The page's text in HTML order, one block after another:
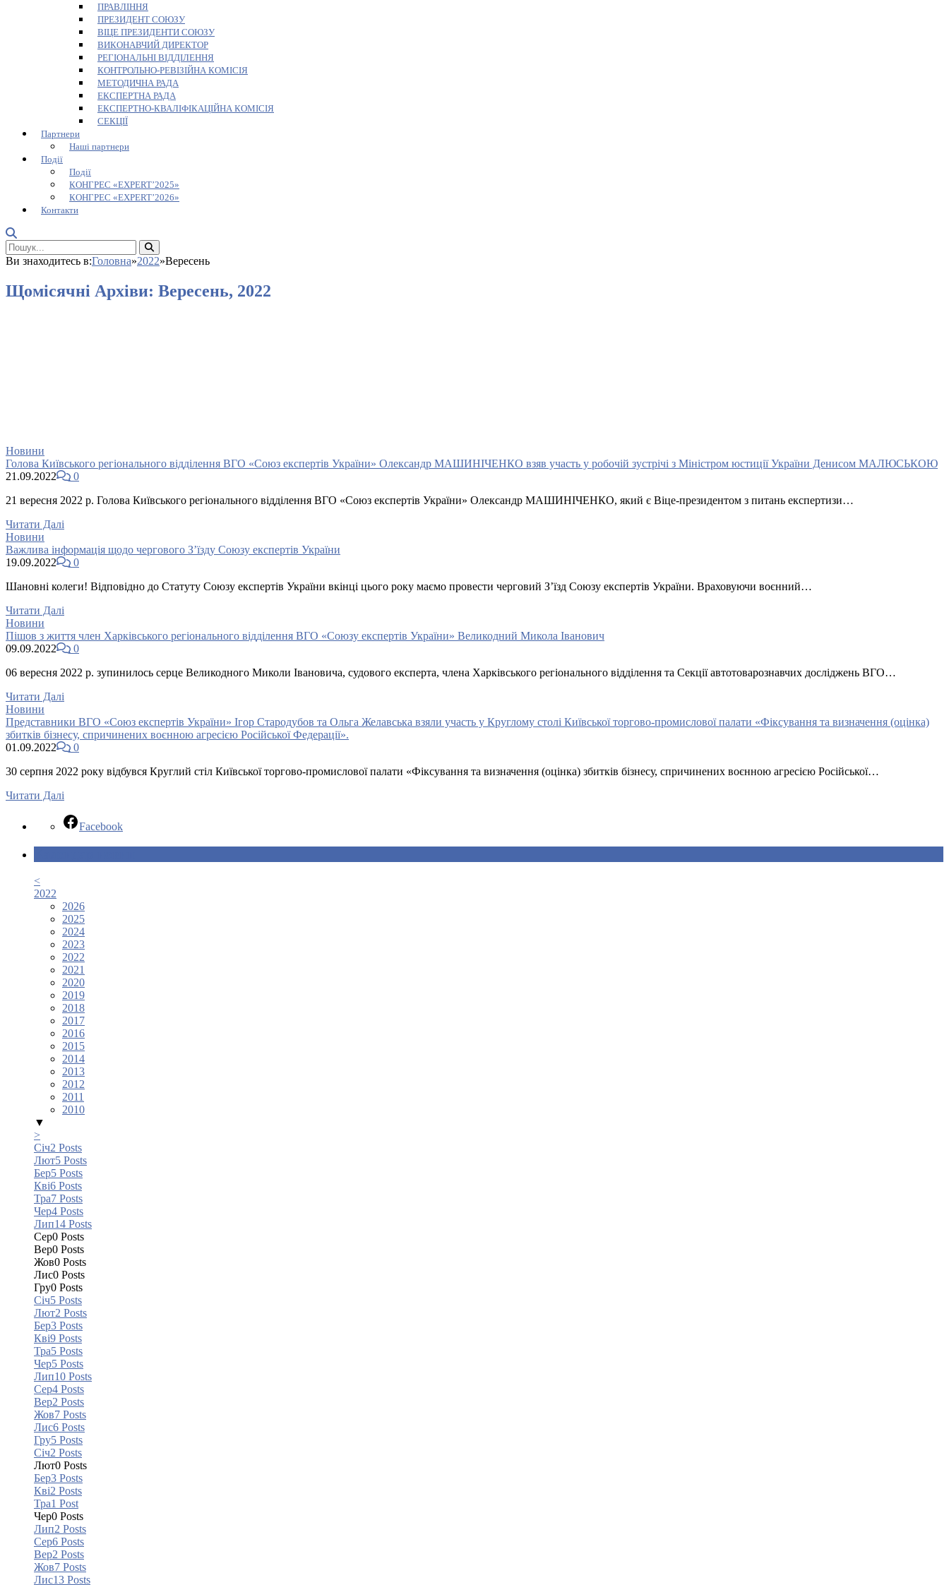
ПРАВЛІННЯ
ПРЕЗИДЕНТ СОЮЗУ
ВІЦЕ ПРЕЗИДЕНТИ СОЮЗУ
ВИКОНАВЧИЙ ДИРЕКТОР
РЕГІОНАЛЬНІ ВІДДІЛЕННЯ
КОНТРОЛЬНО-РЕВІЗІЙНА КОМІСІЯ
МЕТОДИЧНА РАДА
ЕКСПЕРТНА РАДА
ЕКСПЕРТНО-КВАЛІФІКАЦІЙНА КОМІСІЯ
СЕКЦІЇ
Партнери
Наші партнери
Події
Події
КОНГРЕС «EXPERT’2025»
КОНГРЕС «EXPERT’2026»
Контакти
Ви знаходитесь в:Головна»2022»Вересень
Щомісячні Архіви: Вересень, 2022
Новини
Голова Київського регіонального відділення ВГО «Союз експертів України» Олександр МАШИНІЧЕНКО взяв участь у робочій зустрічі з Міністром юстиції України Денисом МАЛЮСЬКОЮ
21.09.2022
0
21 вересня 2022 р. Голова Київського регіонального відділення ВГО «Союз експертів України» Олександр МАШИНІЧЕНКО, який є Віце-президентом з питань експертизи…
Читати Далі
Новини
Важлива інформація щодо чергового З’їзду Союзу експертів України
19.09.2022
0
Шановні колеги! Відповідно до Статуту Союзу експертів України вкінці цього року маємо провести черговий З’їзд Союзу експертів України. Враховуючи воєнний…
Читати Далі
Новини
Пішов з життя член Харківського регіонального відділення ВГО «Союзу експертів України» Великодний Микола Іванович
09.09.2022
0
06 вересня 2022 р. зупинилось серце Великодного Миколи Івановича, судового експерта, члена Харківського регіонального відділення та Секції автотоварознавчих досліджень ВГО…
Читати Далі
Новини
Представники ВГО «Союз експертів України» Ігор Стародубов та Ольга Желавська взяли участь у Круглому столі Київської торгово-промислової палати «Фіксування та визначення (оцінка)
збитків бізнесу, спричинених воєнною агресією Російської Федерації».
01.09.2022
0
30 серпня 2022 року відбувся Круглий стіл Київської торгово-промислової палати «Фіксування та визначення (оцінка) збитків бізнесу, спричинених воєнною агресією Російської…
Читати Далі
Facebook
<
2022
2026
2025
2024
2023
2022
2021
2020
2019
2018
2017
2016
2015
2014
2013
2012
2011
2010
▼
>
Січ2 Posts
Лют5 Posts
Бер5 Posts
Кві6 Posts
Тра7 Posts
Чер4 Posts
Лип14 Posts
Сер0 Posts
Вер0 Posts
Жов0 Posts
Лис0 Posts
Гру0 Posts
Січ5 Posts
Лют2 Posts
Бер3 Posts
Кві9 Posts
Тра5 Posts
Чер5 Posts
Лип10 Posts
Сер4 Posts
Вер2 Posts
Жов7 Posts
Лис6 Posts
Гру5 Posts
Січ2 Posts
Лют0 Posts
Бер3 Posts
Кві2 Posts
Тра1 Post
Чер0 Posts
Лип2 Posts
Сер6 Posts
Вер2 Posts
Жов7 Posts
Лис13 Posts